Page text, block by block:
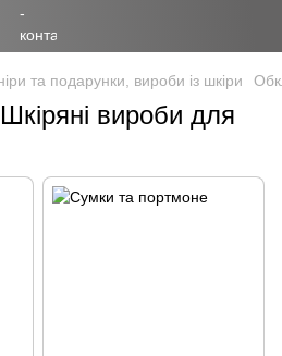
та подарунки, вироби із шкіри
вироби для